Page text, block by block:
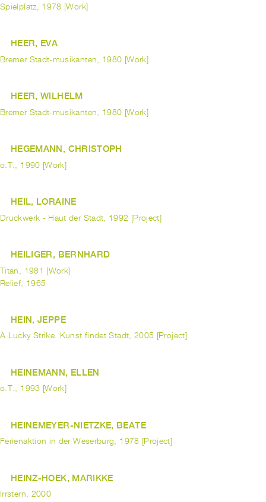
Spielplatz, 1978 [Work]
HEER, EVA
Bremer Stadt-musikanten, 1980 [Work]
HEER, WILHELM
Bremer Stadt-musikanten, 1980 [Work]
HEGEMANN, CHRISTOPH
o.T., 1990 [Work]
HEIL, LORAINE
Druckwerk - Haut der Stadt, 1992 [Project]
HEILIGER, BERNHARD
Titan, 1981 [Work]
Relief, 1965
HEIN, JEPPE
A Lucky Strike. Kunst findet Stadt, 2005 [Project]
HEINEMANN, ELLEN
o.T., 1993 [Work]
HEINEMEYER-NIETZKE, BEATE
Ferienaktion in der Weserburg, 1978 [Project]
HEINZ-HOEK, MARIKKE
Irrstern, 2000